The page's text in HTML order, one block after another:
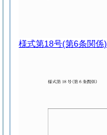
様式第18号(第6条関係)